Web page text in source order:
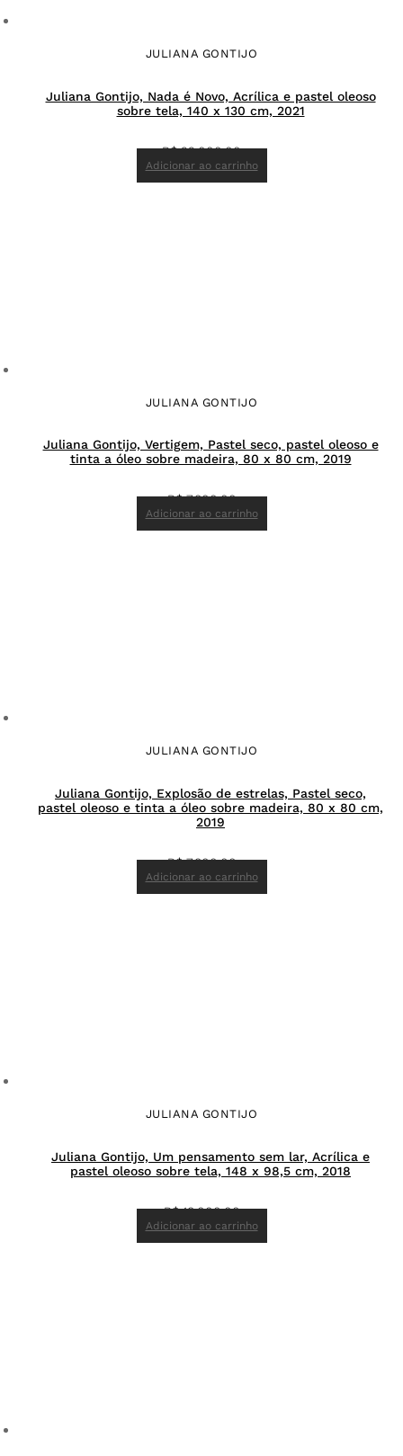
JULIANA GONTIJO
Juliana Gontijo, Nada é Novo, Acrílica e pastel oleoso
sobre tela, 140 x 130 cm, 2021
R$22.000,00
Adicionar ao carrinho
JULIANA GONTIJO
Juliana Gontijo, Vertigem, Pastel seco, pastel oleoso e
tinta a óleo sobre madeira, 80 x 80 cm, 2019
R$7.800,00
Adicionar ao carrinho
JULIANA GONTIJO
Juliana Gontijo, Explosão de estrelas, Pastel seco,
pastel oleoso e tinta a óleo sobre madeira, 80 x 80 cm,
2019
R$7.800,00
Adicionar ao carrinho
JULIANA GONTIJO
Juliana Gontijo, Um pensamento sem lar, Acrílica e
pastel oleoso sobre tela, 148 x 98,5 cm, 2018
R$18.000,00
Adicionar ao carrinho